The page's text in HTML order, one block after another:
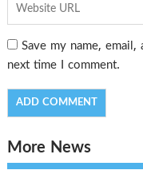
Save my name,
next time I comment.
More News